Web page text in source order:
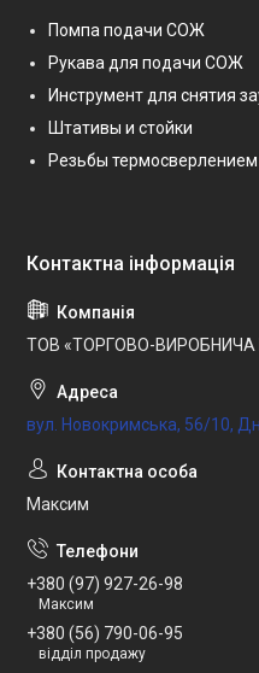
Помпа подачи СОЖ
Рукава для подачи СОЖ
Инструмент для снятия
Штативы и стойки
Резьбы термосверлением
ТОВ «ТОРГОВО-ВИРОБНИЧА
вул. Новокримська, 56/10,
Максим
+380 (97) 927-26-98
Максим
+380 (56) 790-06-95
відділ продажу